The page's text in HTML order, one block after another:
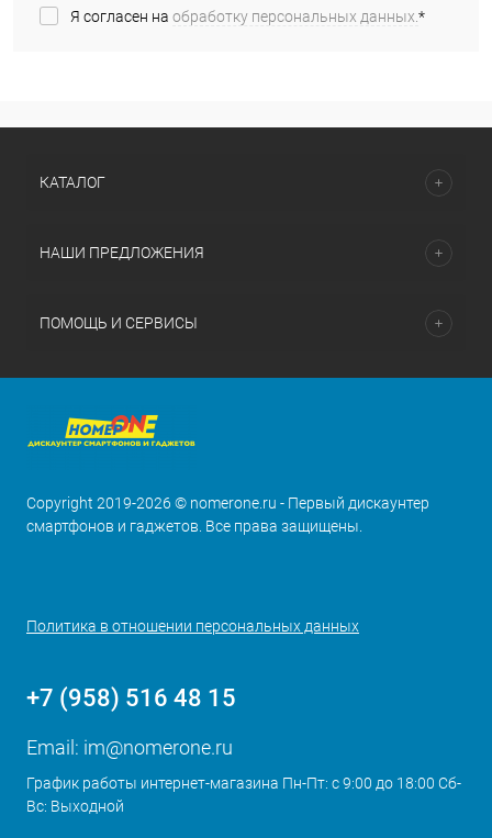
Я согласен на обработку персональных данных.*
КАТАЛОГ
НАШИ ПРЕДЛОЖЕНИЯ
ПОМОЩЬ И СЕРВИСЫ
Copyright 2019-2026 © nomerone.ru - Первый дискаунтер
смартфонов и гаджетов. Все права защищены.
Политика в отношении персональных данных
+7 (958) 516 48 15
Email: im@nomerone.ru
График работы интернет-магазина Пн-Пт: с 9:00 до 18:00 Сб-
Вс: Выходной